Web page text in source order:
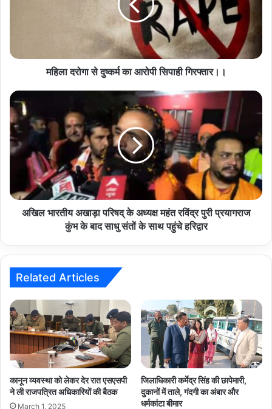
महिला दरोगा से दुष्कर्म का आरोपी सिपाही गिरफ्तार।।
अखिल
भारतीय
अखाड़ा
परिषद्
के
अध्यक्ष
पुरी
प्रयागराज
संतों
के
साथ
पहुंचे
हरिद्वार
अखिल भारतीय अखाड़ा परिषद् के अध्यक्ष महंत रविंद्र पुरी प्रयागराज
कुंभ के बाद साधु संतों के साथ पहुंचे हरिद्वार
Related Articles
कानून व्यवस्था को लेकर देर रात एसएसपी
ने ली राजपत्रित अधिकारियों की बैठक
March 1, 2025
जिलाधिकारी कर्मेद्र सिंह की छापेमारी,
दुकानों में ताले, गंदगी का अंबार और
धर्मकांटा बीमार